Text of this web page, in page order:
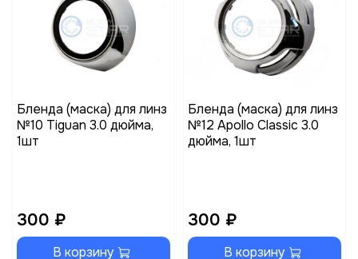
Бленда (маска) для линз
№10 Tiguan 3.0 дюйма,
1шт
300 ₽
В корзину
Бленда (маска) для линз
№12 Apollo Classic 3.0
дюйма, 1шт
300 ₽
В корзину